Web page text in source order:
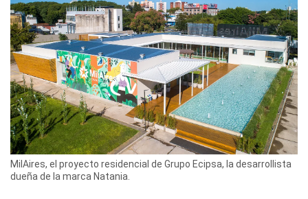
MilAires, el proyecto residencial de Grupo Ecipsa, la desarrollista
dueña de la marca Natania.